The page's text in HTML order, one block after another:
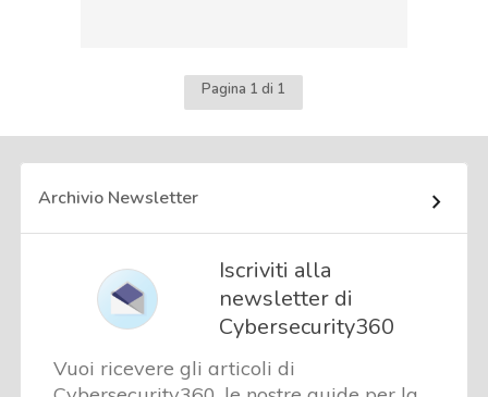
Pagina 1 di 1
Archivio Newsletter
Iscriviti alla
newsletter di
Cybersecurity360
Vuoi ricevere gli articoli di